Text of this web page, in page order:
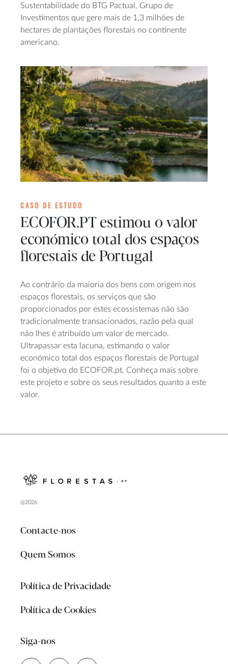
Sustentabilidade do BTG Pactual, Grupo de
Investimentos que gere mais de 1,3 milhões de
hectares de plantações florestais no continente
americano.
CASO DE ESTUDO
ECOFOR.PT estimou o valor
económico total dos espaços
florestais de Portugal
Ao contrário da maioria dos bens com origem nos
espaços florestais, os serviços que são
proporcionados por estes ecossistemas não são
tradicionalmente transacionados, razão pela qual
não lhes é atribuído um valor de mercado.
Ultrapassar esta lacuna, estimando o valor
económico total dos espaços florestais de Portugal
foi o objetivo do ECOFOR.pt. Conheça mais sobre
este projeto e sobre os seus resultados quanto a este
valor.
@2026
Contacte-nos
Quem Somos
Política de Privacidade
Política de Cookies
Siga-nos